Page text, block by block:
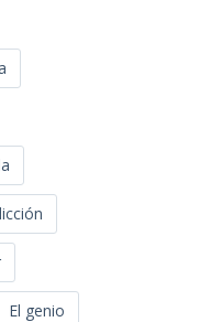
El genio